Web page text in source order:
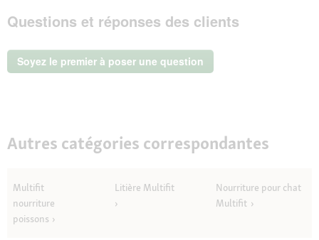
v
e
t
u
u
n
o
î
t
Nature
Sans
Cœur
avec
Calendula
Questions et réponses des clients
Soyez le premier à poser une question
Autres catégories correspondantes
Multifit
nourriture
poissons
Litière Multifit
Nourriture pour chat
Multifit